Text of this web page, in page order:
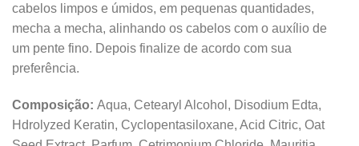
cabelos limpos e úmidos, em pequenas quantidades,
mecha a mecha, alinhando os cabelos com o auxílio de
um pente fino. Depois finalize de acordo com sua
preferência.
Composição: Aqua, Cetearyl Alcohol, Disodium Edta,
Hdrolyzed Keratin, Cyclopentasiloxane, Acid Citric, Oat